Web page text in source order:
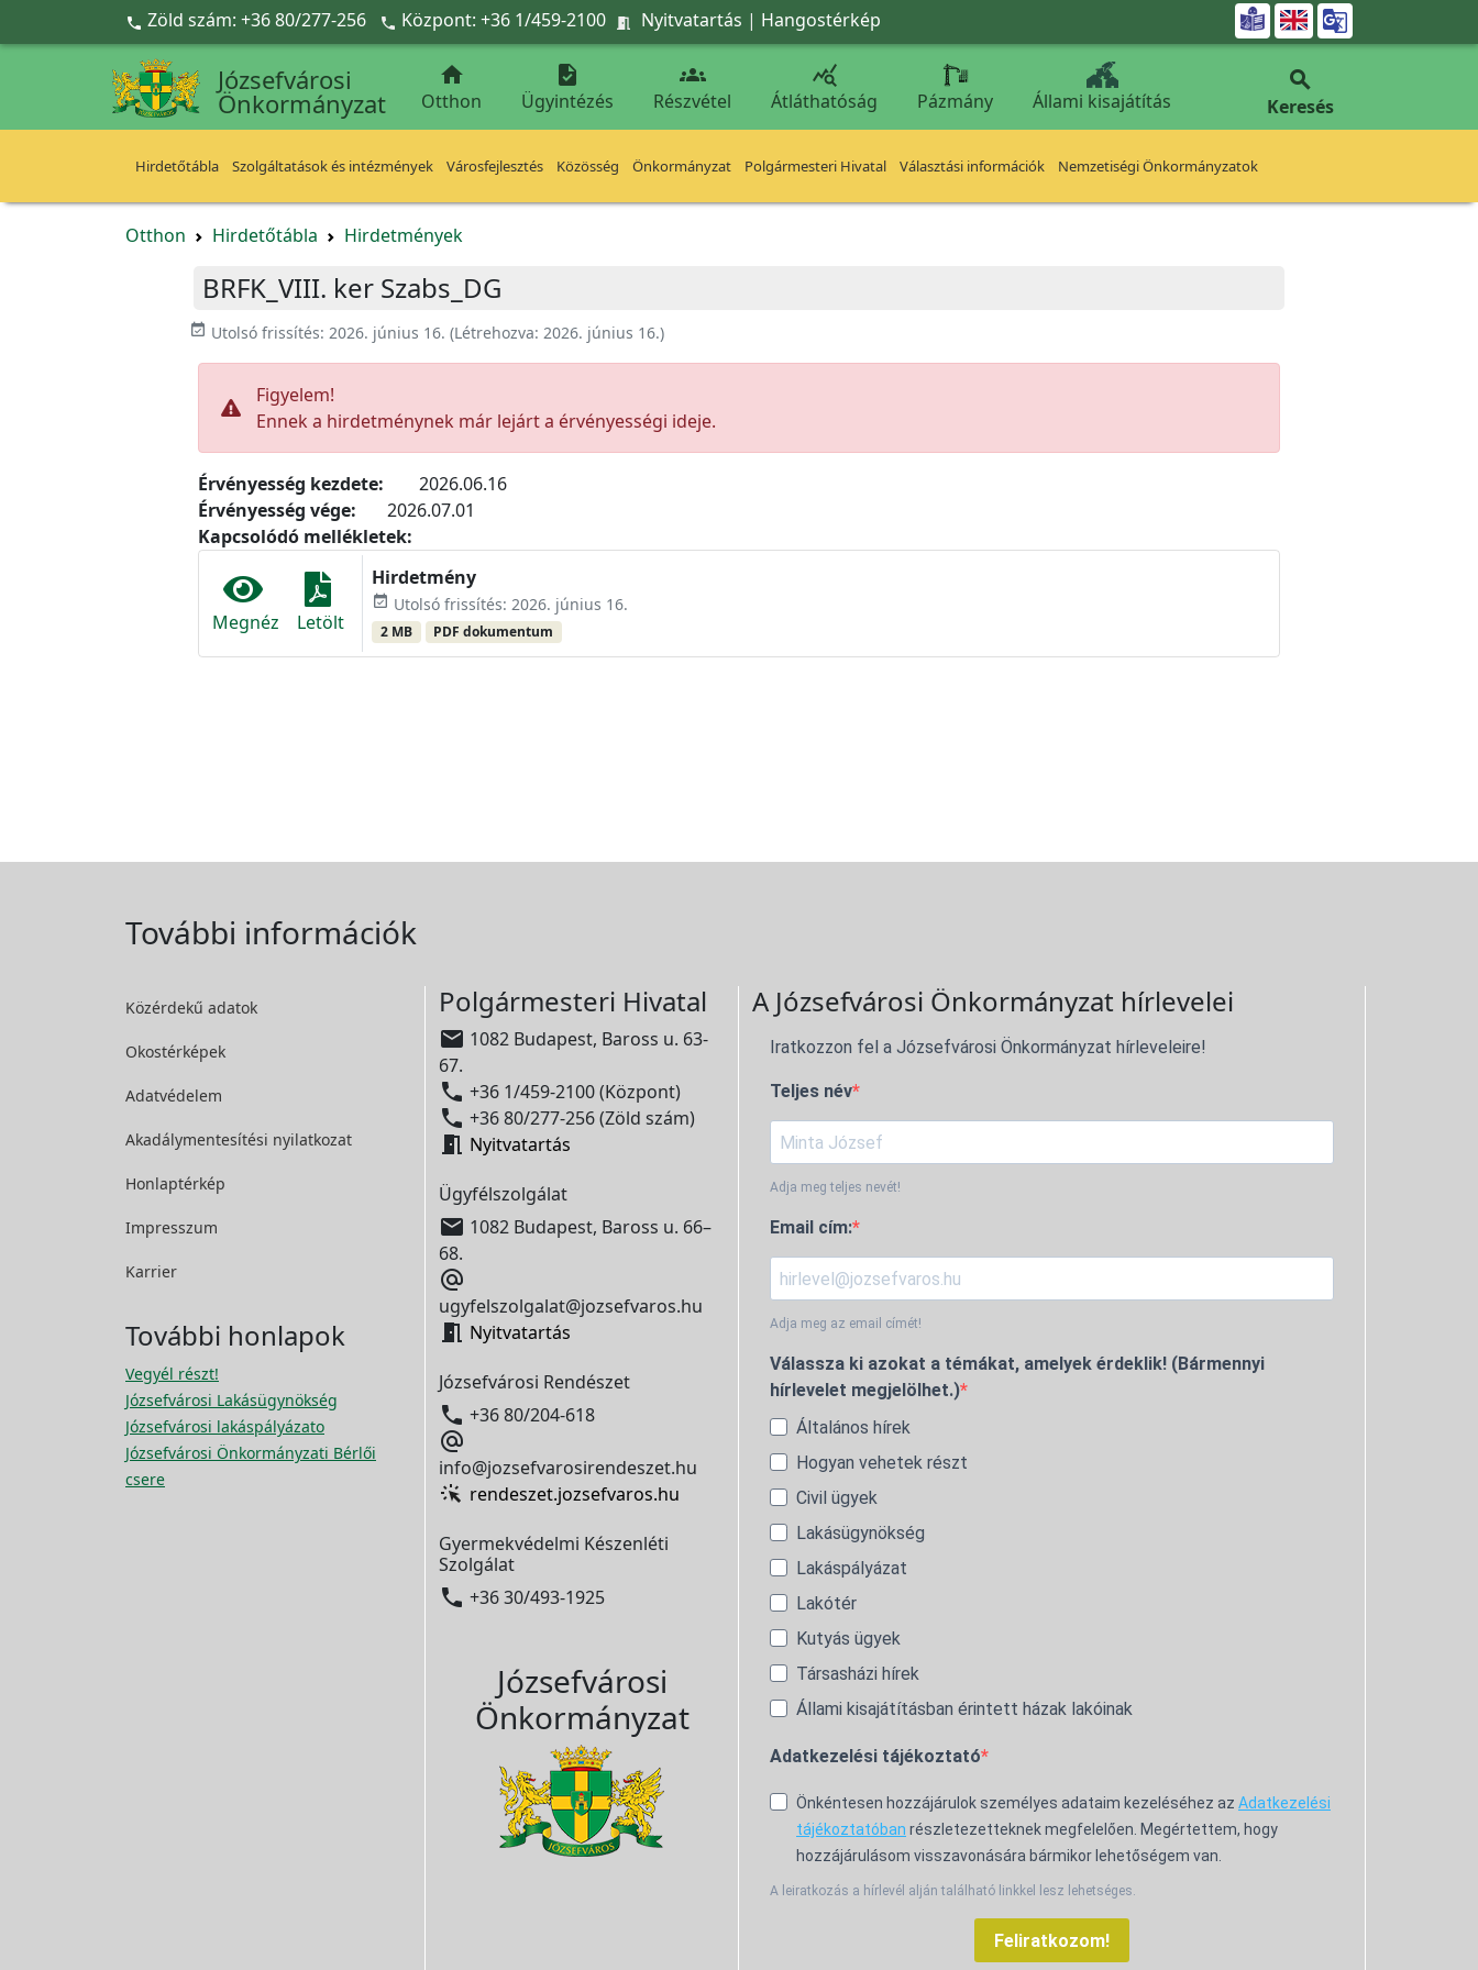
Ugrás a fő tartalomra
 Zöld szám: +36 80/277-256  Központ: +36 1/459-2100  Nyitvatartás | Hangostérkép 
Józsefvárosi
Önkormányzat

Otthon

Ügyintézés

Részvétel

Átláthatóság Pázmány Állami kisajátítás

Keresés
Hirdetőtábla Szolgáltatások és intézmények Városfejlesztés Közösség Önkormányzat Polgármesteri Hivatal Választási információk Nemzetiségi Önkormányzatok
Otthon Hirdetőtábla Hirdetmények
BRFK_VIII. ker Szabs_DG
event_available Utolsó frissítés: 2026. június 16. (Létrehozva: 2026. június 16.)
Figyelem!
Ennek a hirdetménynek már lejárt a érvényességi ideje.
Érvényesség kezdete:
2026.06.16
Érvényesség vége:
2026.07.01
Kapcsolódó mellékletek:
Megnéz Letölt
Hirdetmény
event_available Utolsó frissítés: 2026. június 16.
2 MB PDF dokumentum
További információk
Közérdekű adatok
Okostérképek
Adatvédelem
Akadálymentesítési nyilatkozat
Honlaptérkép
Impresszum
Karrier
További honlapok
Vegyél részt!
Józsefvárosi Lakásügynökség
Józsefvárosi lakáspályázato
Józsefvárosi Önkormányzati Bérlői
csere
Polgármesteri Hivatal
 1082 Budapest, Baross u. 63-
67.
 +36 1/459-2100 (Központ)
 +36 80/277-256 (Zöld szám)
 Nyitvatartás
Ügyfélszolgálat
 1082 Budapest, Baross u. 66–
68.

ugyfelszolgalat@jozsefvaros.hu
 Nyitvatartás
Józsefvárosi Rendészet
 +36 80/204-618

info@jozsefvarosirendeszet.hu
rendeszet.jozsefvaros.hu
Gyermekvédelmi Készenléti
Szolgálat
 +36 30/493-1925
Józsefvárosi
Önkormányzat
A Józsefvárosi Önkormányzat hírlevelei
Iratkozzon fel a Józsefvárosi Önkormányzat hírleveleire!
Teljes név
Adja meg teljes nevét!
Email cím:
Adja meg az email címét!
Válassza ki azokat a témákat, amelyek érdeklik! (Bármennyi
hírlevelet megjelölhet.)
Általános hírek
Hogyan vehetek részt
Civil ügyek
Lakásügynökség
Lakáspályázat
Lakótér
Kutyás ügyek
Társasházi hírek
Állami kisajátításban érintett házak lakóinak
Adatkezelési tájékoztató
Önkéntesen hozzájárulok személyes adataim kezeléséhez az Adatkezelési
tájékoztatóban részletezetteknek megfelelően. Megértettem, hogy
hozzájárulásom visszavonására bármikor lehetőségem van.
A leiratkozás a hírlevél alján található linkkel lesz lehetséges.
Feliratkozom!